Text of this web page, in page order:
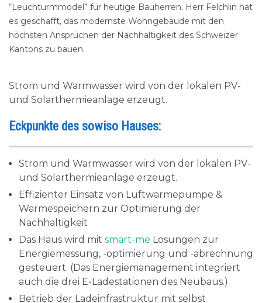
“Leuchturmmodel” für heutige Bauherren. Herr Felchlin hat
es geschafft, das modernste Wohngebäude mit den
höchsten Ansprüchen der Nachhaltigkeit des Schweizer
Kantons zu bauen.
Strom und Warmwasser wird von der lokalen PV-
und Solarthermieanlage erzeugt.
Eckpunkte des sowiso Hauses:
Strom und Warmwasser wird von der lokalen PV-
und Solarthermieanlage erzeugt.
Effizienter Einsatz von Luftwärmepumpe &
Wärmespeichern zur Optimierung der
Nachhaltigkeit
Das Haus wird mit smart-me Lösungen zur
Energiemessung, -optimierung und -abrechnung
gesteuert. (Das Energiemanagement integriert
auch die drei E-Ladestationen des Neubaus.)
Betrieb der Ladeinfrastruktur mit selbst